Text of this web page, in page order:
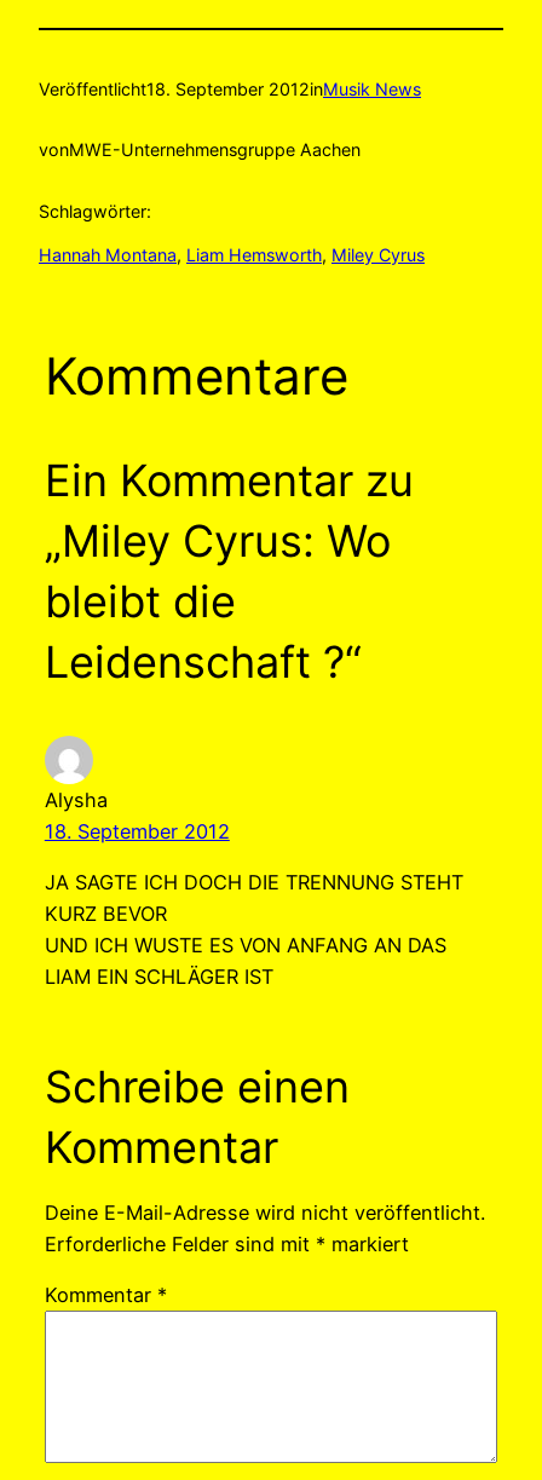
Veröffentlicht18. September 2012inMusik News
vonMWE-Unternehmensgruppe Aachen
Schlagwörter:
Hannah Montana, Liam Hemsworth, Miley Cyrus
Kommentare
Ein Kommentar zu
„Miley Cyrus: Wo
bleibt die
Leidenschaft ?“
Alysha
18. September 2012
JA SAGTE ICH DOCH DIE TRENNUNG STEHT
KURZ BEVOR
UND ICH WUSTE ES VON ANFANG AN DAS
LIAM EIN SCHLÄGER IST
Schreibe einen
Kommentar
Deine E-Mail-Adresse wird nicht veröffentlicht.
Erforderliche Felder sind mit * markiert
Kommentar *